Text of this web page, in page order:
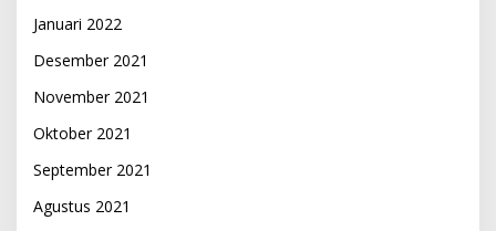
Januari 2022
Desember 2021
November 2021
Oktober 2021
September 2021
Agustus 2021